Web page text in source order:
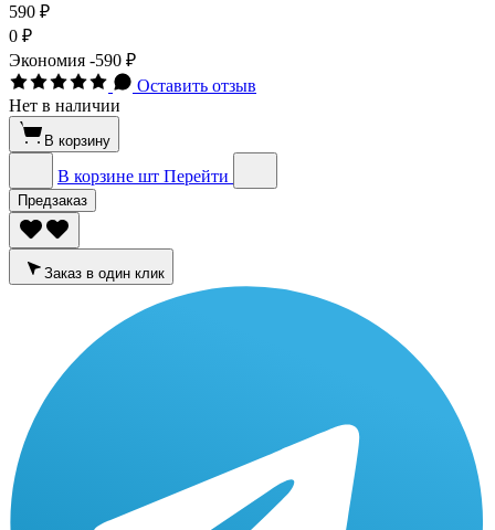
590 ₽
0 ₽
Экономия -590 ₽
Оставить отзыв
Нет в наличии
В корзину
В корзине шт Перейти
Предзаказ
Заказ в один клик